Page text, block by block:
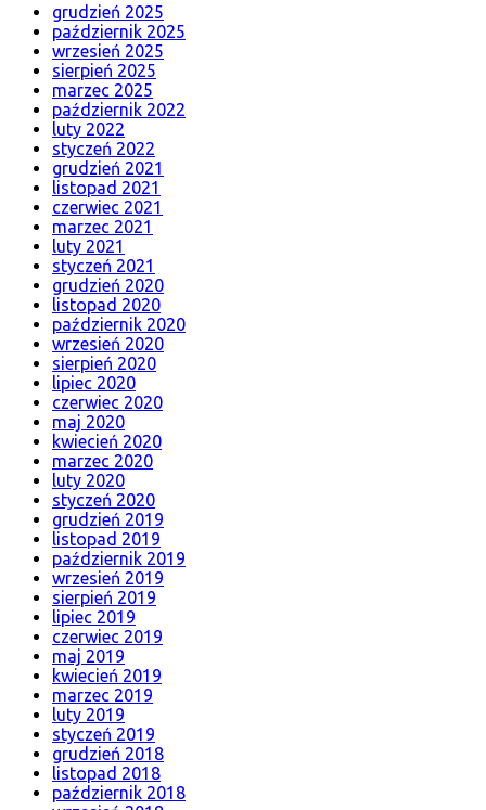
grudzień 2025
październik 2025
wrzesień 2025
sierpień 2025
marzec 2025
październik 2022
luty 2022
styczeń 2022
grudzień 2021
listopad 2021
czerwiec 2021
marzec 2021
luty 2021
styczeń 2021
grudzień 2020
listopad 2020
październik 2020
wrzesień 2020
sierpień 2020
lipiec 2020
czerwiec 2020
maj 2020
kwiecień 2020
marzec 2020
luty 2020
styczeń 2020
grudzień 2019
listopad 2019
październik 2019
wrzesień 2019
sierpień 2019
lipiec 2019
czerwiec 2019
maj 2019
kwiecień 2019
marzec 2019
luty 2019
styczeń 2019
grudzień 2018
listopad 2018
październik 2018